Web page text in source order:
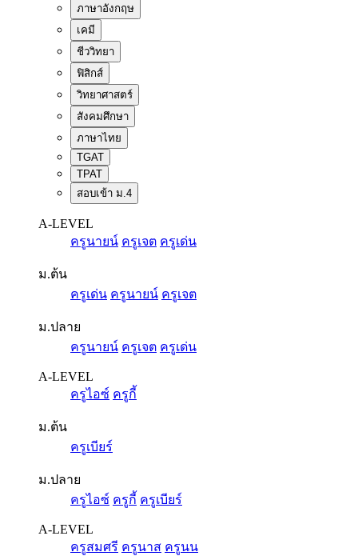
ภาษาอังกฤษ
เคมี
ชีววิทยา
ฟิสิกส์
วิทยาศาสตร์
สังคมศึกษา
ภาษาไทย
TGAT
TPAT
สอบเข้า ม.4
A-LEVEL
ครูนายน์ ครูเจต ครูเด่น
ม.ต้น
ครูเด่น ครูนายน์ ครูเจต
ม.ปลาย
ครูนายน์ ครูเจต ครูเด่น
A-LEVEL
ครูไอซ์ ครูกี้
ม.ต้น
ครูเบียร์
ม.ปลาย
ครูไอซ์ ครูกี้ ครูเบียร์
A-LEVEL
ครูสมศรี ครูนาส ครูนน